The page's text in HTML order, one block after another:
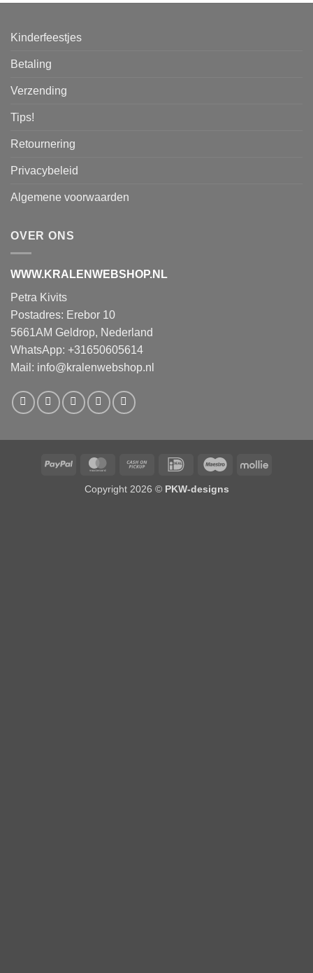
Kinderfeestjes
Betaling
Verzending
Tips!
Retournering
Privacybeleid
Algemene voorwaarden
OVER ONS
WWW.KRALENWEBSHOP.NL
Petra Kivits
Postadres: Erebor 10
5661AM Geldrop, Nederland
WhatsApp: +31650605614
Mail: info@kralenwebshop.nl
PayPal MasterCardCash
Pickup
IDeal Maestro Mollie
Copyright 2026 © PKW-designs